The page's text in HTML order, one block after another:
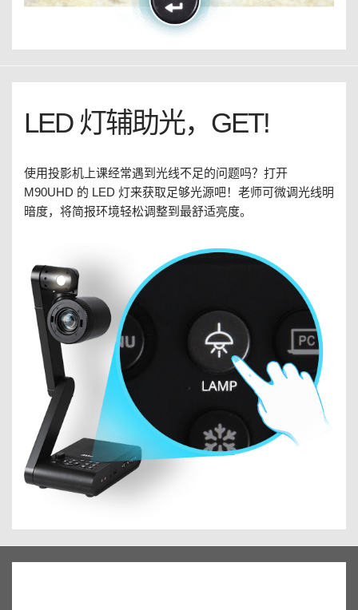
LED 灯辅助光，GET!
使用投影机上课经常遇到光线不足的问题吗？打开
M90UHD 的 LED 灯来获取足够光源吧！老师可微调光线明
暗度，将简报环境轻松调整到最舒适亮度。